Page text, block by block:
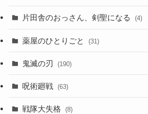
片田舎のおっさん、剣聖になる (4)
薬屋のひとりごと (31)
鬼滅の刃 (190)
呪術廻戦 (63)
戦隊大失格 (8)